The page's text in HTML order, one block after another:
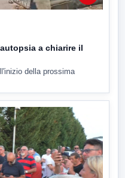
a chiarire il
della prossima